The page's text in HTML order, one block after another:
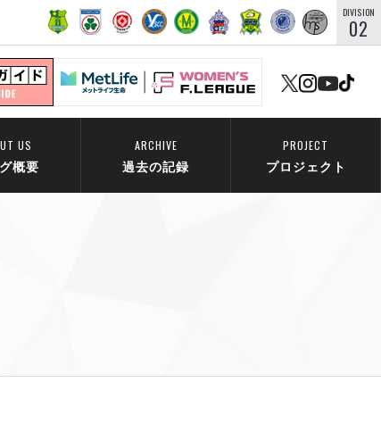
DIVISION
02
US
概要
ARCHIVE
過去の記録
PROJECT
プロジェクト